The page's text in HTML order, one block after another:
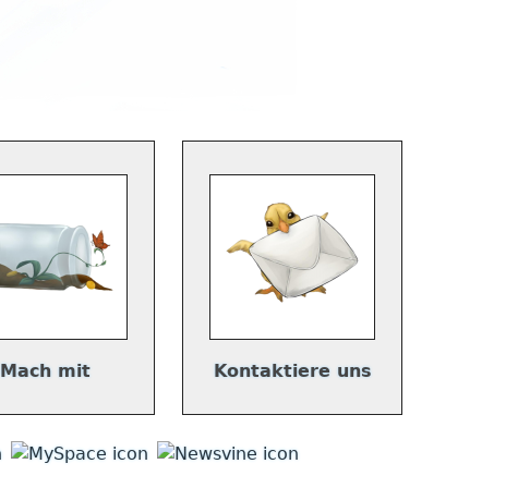
Mach mit Kontaktiere uns